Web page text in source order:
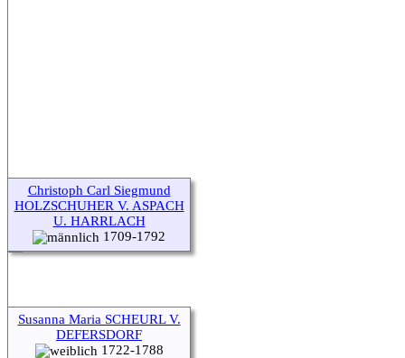
Christoph Carl Siegmund
HOLZSCHUHER V. ASPACH
U. HARRLACH
1709-1792
Susanna Maria SCHEURL V.
DEFERSDORF
1722-1788